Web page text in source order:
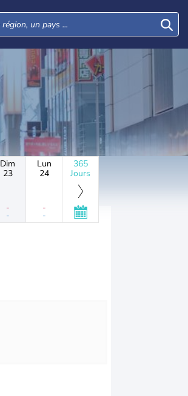
Dim
23
-
-
Lun
24
-
-
365
Jours